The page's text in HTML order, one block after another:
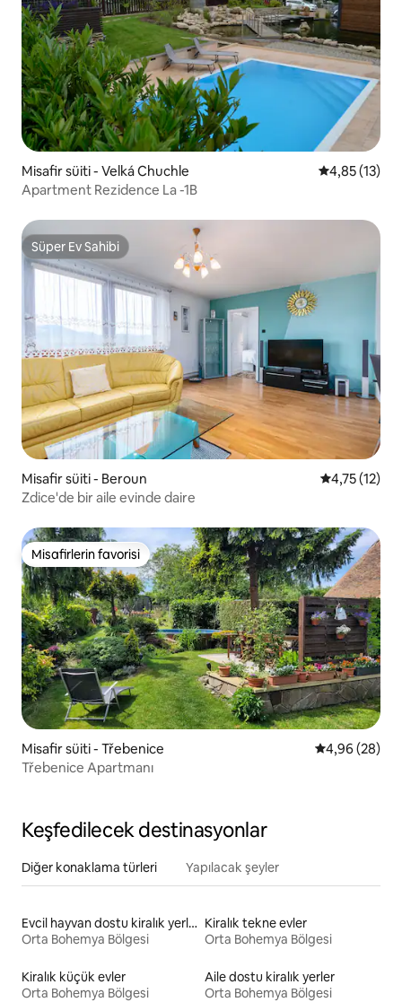
Misafir süiti - Velká Chuchle 5 üzerinden
4,85 (13)
Apartment Rezidence La -1B
Süper Ev Sahibi
Süper Ev Sahibi
Misafir süiti - Beroun 5 üzerinden
4,75 (12)
Zdice'de bir aile evinde daire
Misafirlerin favorisi
Misafirlerin favorisi
Misafir süiti - Třebenice 5 üzerinden
4,96 (28)
Třebenice Apartmanı
Keşfedilecek destinasyonlar
Diğer konaklama türleri Yapılacak şeyler
Evcil hayvan dostu kiralık yerler
Orta Bohemya Bölgesi
Kiralık tekne evler
Orta Bohemya Bölgesi
Kiralık küçük evler
Orta Bohemya Bölgesi
Aile dostu kiralık yerler
Orta Bohemya Bölgesi